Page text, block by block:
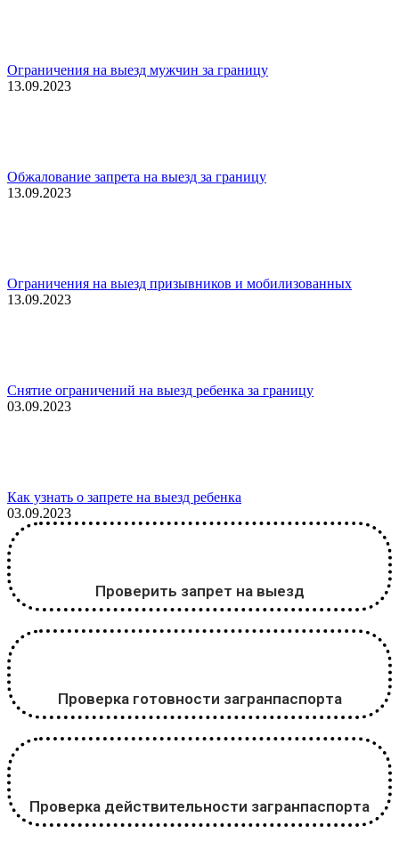
Ограничения на выезд мужчин за границу
13.09.2023
Обжалование запрета на выезд за границу
13.09.2023
Ограничения на выезд призывников и мобилизованных
13.09.2023
Снятие ограничений на выезд ребенка за границу
03.09.2023
Как узнать о запрете на выезд ребенка
03.09.2023
Проверить запрет на выезд
Проверка готовности загранпаспорта
Проверка действительности загранпаспорта